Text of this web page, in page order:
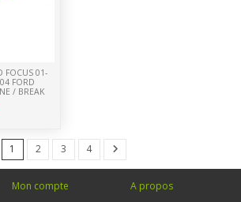
FOCUS 01-
FORD
/ BREAK
1 2 3 4
Mon compte A propos